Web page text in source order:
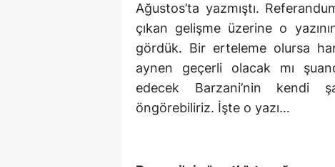
Ağustos’ta yazmıştı.
çıkan gelişme üzerine o
gördük. Bir erteleme olursa
aynen geçerli olacak mı
edecek Barzani’nin kendi
öngörebiliriz. İşte o yazı…